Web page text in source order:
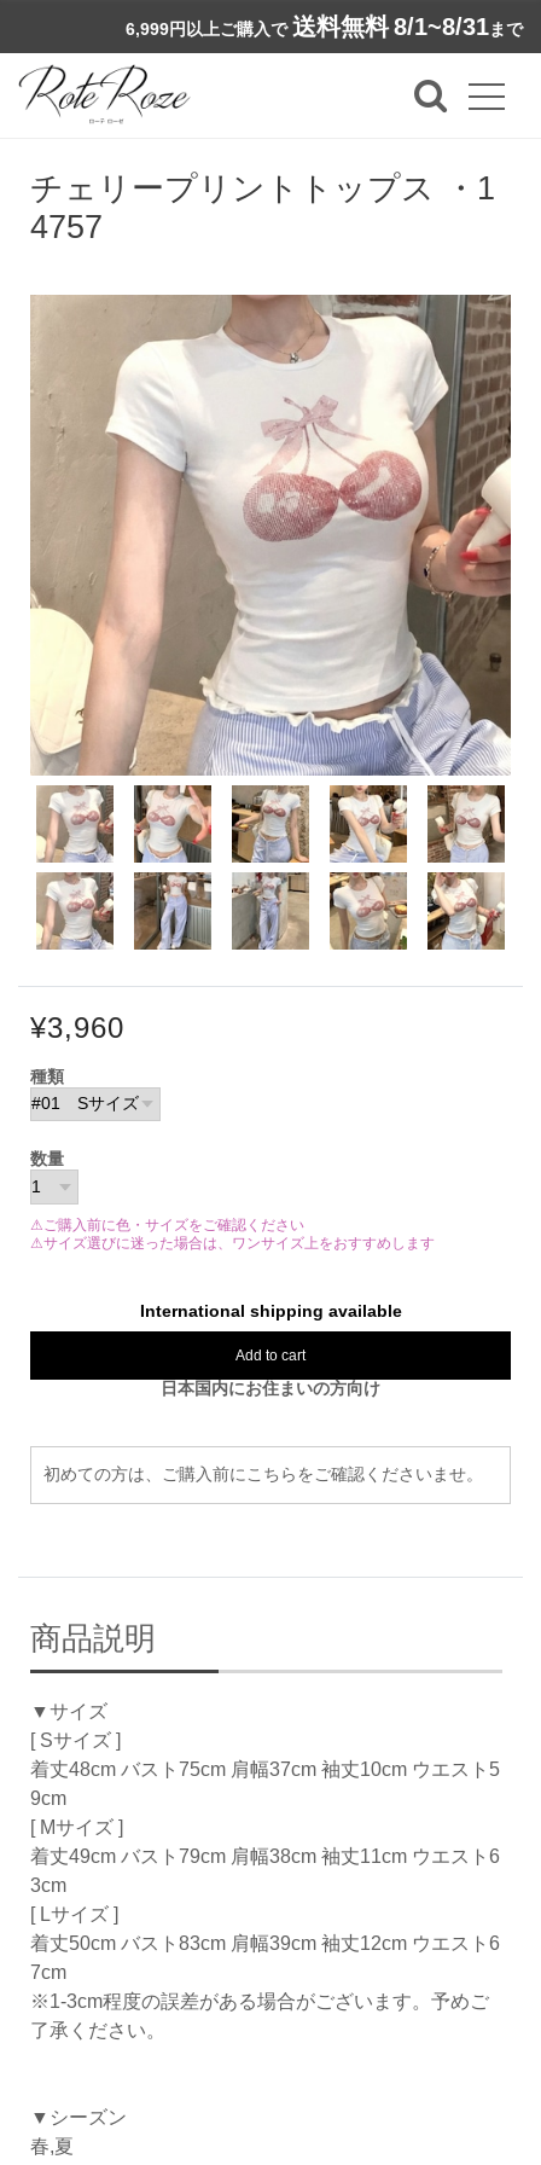
6,999円以上ご購入で 送料無料8/1~8/31まで
チェリープリントトップス ・1
4757
¥3,960
種類
数量
⚠ご購入前に色・サイズをご確認ください
⚠サイズ選びに迷った場合は、ワンサイズ上をおすすめします
International shipping available
Add to cart
日本国内にお住まいの方向け
初めての方は、ご購入前にこちらをご確認くださいませ。
商品説明
▼サイズ
[ Sサイズ ]
着丈48cm バスト75cm 肩幅37cm 袖丈10cm ウエスト5
9cm
[ Mサイズ ]
着丈49cm バスト79cm 肩幅38cm 袖丈11cm ウエスト6
3cm
[ Lサイズ ]
着丈50cm バスト83cm 肩幅39cm 袖丈12cm ウエスト6
7cm
※1-3cm程度の誤差がある場合がございます。予めご
了承ください。
▼シーズン
春,夏